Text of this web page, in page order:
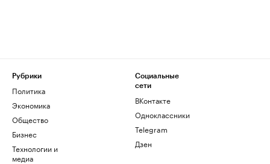
Рубрики
Политика
Экономика
Общество
Бизнес
Технологии и
медиа
Социальные
сети
ВКонтакте
Одноклассники
Telegram
Дзен